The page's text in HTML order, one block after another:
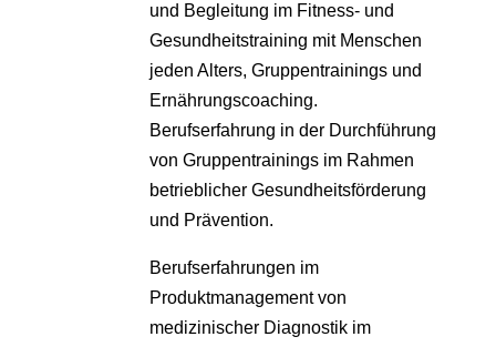
und Begleitung im Fitness- und
Gesundheitstraining mit Menschen
jeden Alters, Gruppentrainings und
Ernährungscoaching.
Berufserfahrung in der Durchführung
von Gruppentrainings im Rahmen
betrieblicher Gesundheitsförderung
und Prävention.
Berufserfahrungen im
Produktmanagement von
medizinischer Diagnostik im